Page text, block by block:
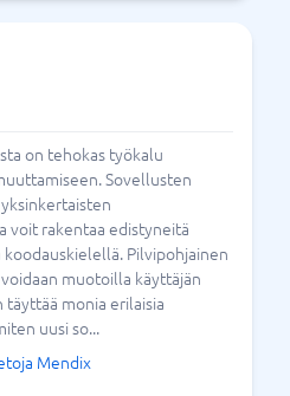
on tehokas työkalu
Sovellusten
voit rakentaa edistyneitä
Pilvipohjainen
muotoilla käyttäjän
monia erilaisia
uusi so...
Mendix